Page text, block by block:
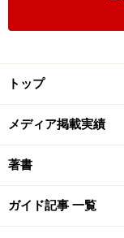
トップ
メディア掲載実績
著書
ガイド記事 一覧